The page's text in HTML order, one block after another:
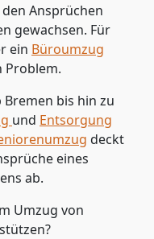
Ansprüchen
gewachsen. Für
ein Büroumzug
Problem.
Bremen bis hin zu
und Entsorgung
deckt
eines
ab.
Umzug von